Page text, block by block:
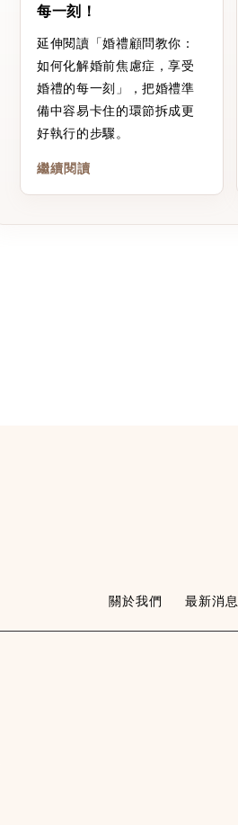
每一刻！
延伸閱讀「婚禮顧問教你：
如何化解婚前焦慮症，享受
婚禮的每一刻」，把婚禮準
備中容易卡住的環節拆成更
好執行的步驟。
繼續閱讀
關於我們 最新消息